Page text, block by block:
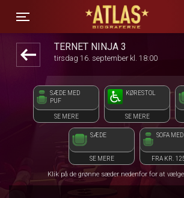
Toggle navigation
ATLAS Biograferne
TERNET NINJA 3
tirsdag 16. september kl. 18:00
SÆDE MED
PUF
SE MERE
KØRESTOL
SE MERE
SÆDE
SE MERE
SOFA
FRA KR.
Klik på de grønne sæder nedenfor for at
front05-temp 080240